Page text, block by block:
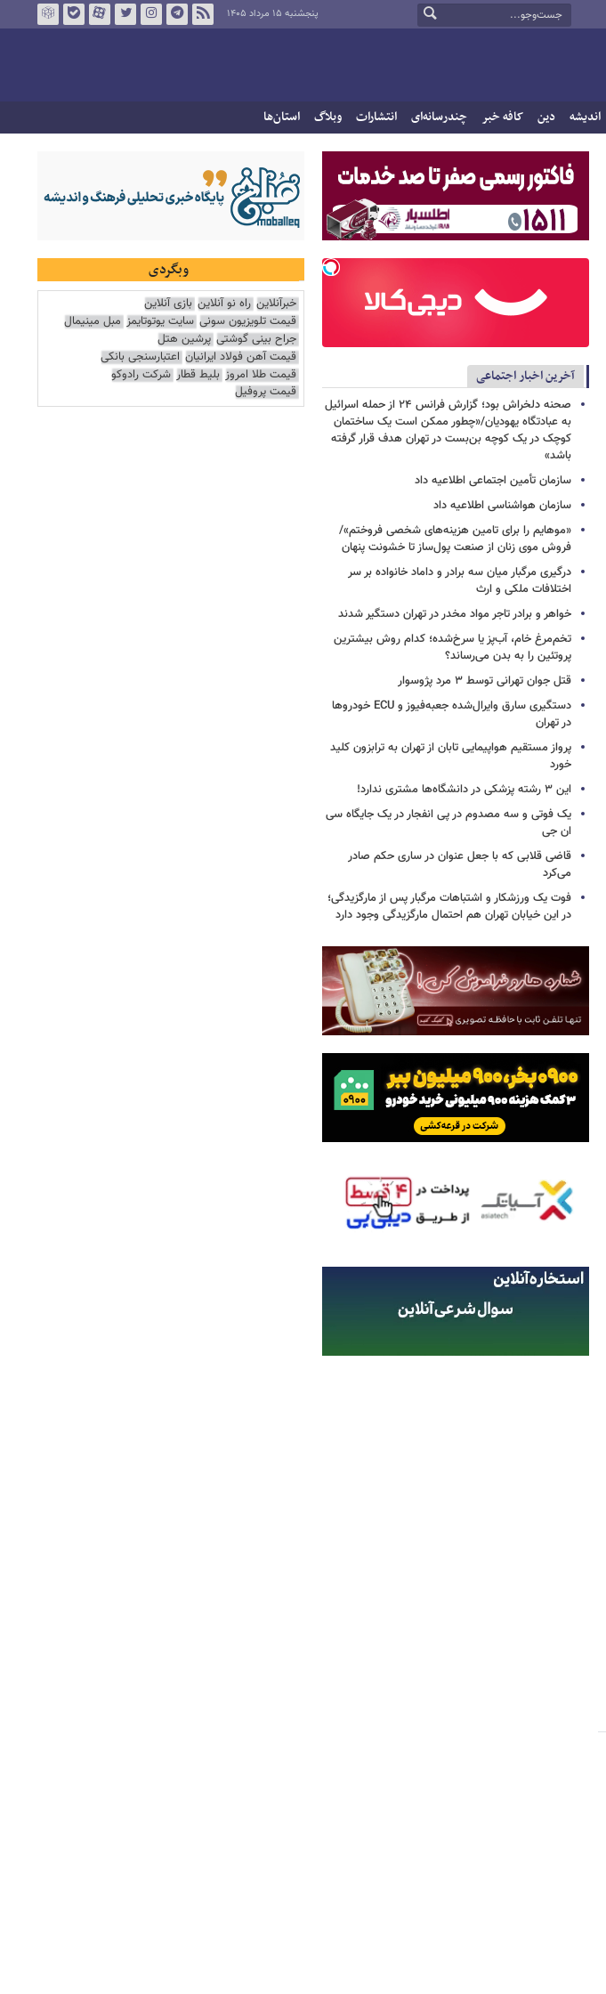
پنجشنبه ۱۵ مرداد ۱۴۰۵
اندیشه دین کافه خبر چندرسانه‌ای انتشارات وبلاگ استان‌ها
آخرین اخبار اجتماعی
صحنه دلخراش بود؛ گزارش فرانس ۲۴ از حمله اسرائیل
به عبادتگاه یهودیان/«چطور ممکن است یک ساختمان
کوچک در یک کوچه بن‌بست در تهران هدف قرار گرفته
باشد»
سازمان تأمین اجتماعی اطلاعیه داد
سازمان هواشناسی اطلاعیه داد
«موهایم را برای تامین هزینه‌های شخصی فروختم»/
فروش موی زنان از صنعت پول‌ساز تا خشونت پنهان
درگیری مرگبار میان سه برادر و داماد خانواده بر سر
اختلافات ملکی و ارث
خواهر و برادر تاجر مواد مخدر در تهران دستگیر شدند
تخم‌مرغ خام، آب‌پز یا سرخ‌شده؛ کدام روش بیشترین
پروتئین را به بدن می‌رساند؟
قتل جوان تهرانی توسط ۳ مرد پژوسوار
دستگیری سارق وایرال‌شده جعبه‌فیوز و ECU خودروها
در تهران
پرواز مستقیم هواپیمایی تابان از تهران به ترابزون کلید
خورد
این ۳ رشته پزشکی در دانشگاه‌ها مشتری ندارد!
یک فوتی و سه مصدوم در پی انفجار در یک جایگاه سی
ان جی
قاضی قلابی که با جعل عنوان در ساری حکم صادر
می‌کرد
فوت یک ورزشکار و اشتباهات مرگبار پس از مارگزیدگی؛
در این خیابان تهران هم احتمال مارگزیدگی وجود دارد
وبگردی
خبرآنلاین راه نو آنلاین بازی آنلاین
قیمت تلویزیون سونی سایت یوتوتایمز مبل مینیمال
جراح بینی گوشتی پرشین هتل
قیمت آهن فولاد ایرانیان اعتبارسنجی بانکی
قیمت طلا امروز بلیط قطار شرکت رادوکو
قیمت پروفیل